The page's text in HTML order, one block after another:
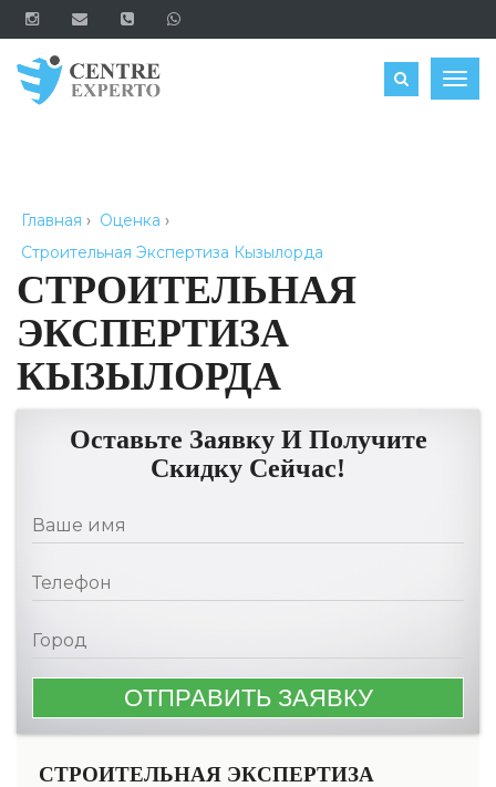
ЗАКАЗАТЬ
Главная › Оценка ›
Строительная Экспертиза Кызылорда
СТРОИТЕЛЬНАЯ
ЭКСПЕРТИЗА
КЫЗЫЛОРДА
Оставьте Заявку И Получите
Скидку Сейчас!
СТРОИТЕЛЬНАЯ ЭКСПЕРТИЗА